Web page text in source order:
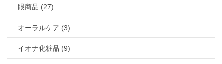
眼商品 (27)
オーラルケア (3)
イオナ化粧品 (9)